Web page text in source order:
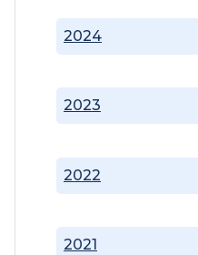
2021
2022
2023
2024